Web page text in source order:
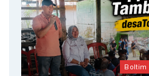
Boltim